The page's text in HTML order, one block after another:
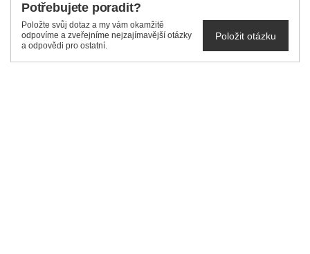
Potřebujete poradit?
Položte svůj dotaz a my vám okamžitě
odpovíme a zveřejníme nejzajímavější otázky
a odpovědi pro ostatní.
Položit otázku